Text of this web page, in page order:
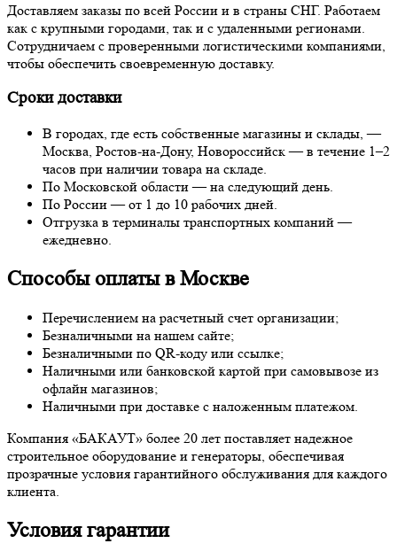
Доставляем заказы по всей России и в страны СНГ. Работаем
как с крупными городами, так и с удаленными регионами.
Сотрудничаем с проверенными логистическими компаниями,
чтобы обеспечить своевременную доставку.
Сроки доставки
В городах, где есть собственные магазины и склады, —
Москва, Ростов-на-Дону, Новороссийск — в течение 1–2
часов при наличии товара на складе.
По Московской области — на следующий день.
По России — от 1 до 10 рабочих дней.
Отгрузка в терминалы транспортных компаний —
ежедневно.
Способы оплаты в Москве
Перечислением на расчетный счет организации;
Безналичными на нашем сайте;
Безналичными по QR-коду или ссылке;
Наличными или банковской картой при самовывозе из
офлайн магазинов;
Наличными при доставке с наложенным платежом.
Компания «БАКАУТ» более 20 лет поставляет надежное
строительное оборудование и генераторы, обеспечивая
прозрачные условия гарантийного обслуживания для каждого
клиента.
Условия гарантии